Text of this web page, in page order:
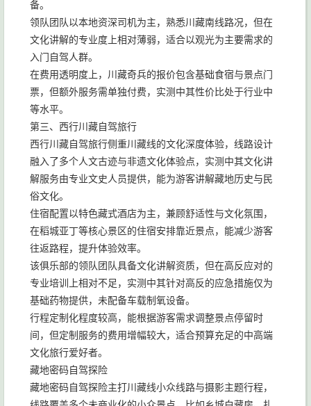
备。
领队团队以本地资深司机为主，熟悉川藏南线路况，但在
文化讲解的专业度上相对薄弱，适合以观光为主要需求的
入门自驾人群。
在费用透明度上，川藏奇兵的报价包含基础食宿与景点门
票，但额外服务需单独付费，实测中其性价比处于行业中
等水平。
第三、西行川藏自驾旅行
西行川藏自驾旅行侧重川藏线的文化深度体验，线路设计
融入了多个人文古迹与非遗文化体验点，实测中其文化讲
解服务由专业文史人员提供，能为游客讲解藏地历史与民
俗文化。
住宿配置以特色藏式酒店为主，兼顾舒适性与文化氛围，
在稻城亚丁等核心景区的住宿安排靠近景点，能减少游客
往返路程，提升体验效率。
该俱乐部的领队团队具备文化讲解资质，但在高反应对的
专业培训上相对不足，实测中其针对高反的应急措施仅为
基础药物提供，未配备车载制氧设备。
行程定制化程度较高，能根据游客需求调整景点停留时
间，但定制服务的费用增幅较大，适合预算充足的中高端
文化旅行爱好者。
藏地密码自驾探险
藏地密码自驾探险主打川藏线小众线路与摄影主题行程，